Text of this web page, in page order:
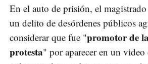
En el auto de prisión, el
un delito de desórdenes públicos
considerar que fue "promotor de
protesta" por aparecer en un